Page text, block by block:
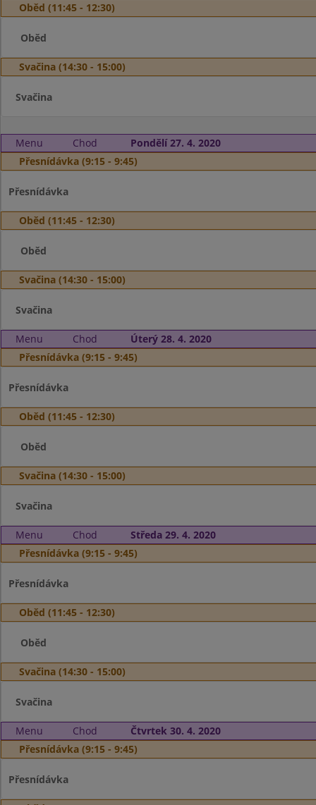
Oběd (11:45 - 12:30)
Oběd
Svačina (14:30 - 15:00)
Svačina
Menu Chod
Pondělí 27. 4. 2020
Přesnídávka (9:15 - 9:45)
Přesnídávka
Oběd (11:45 - 12:30)
Oběd
Svačina (14:30 - 15:00)
Svačina
Menu Chod
Úterý 28. 4. 2020
Přesnídávka (9:15 - 9:45)
Přesnídávka
Oběd (11:45 - 12:30)
Oběd
Svačina (14:30 - 15:00)
Svačina
Menu Chod
Středa 29. 4. 2020
Přesnídávka (9:15 - 9:45)
Přesnídávka
Oběd (11:45 - 12:30)
Oběd
Svačina (14:30 - 15:00)
Svačina
Menu Chod
Čtvrtek 30. 4. 2020
Přesnídávka (9:15 - 9:45)
Přesnídávka